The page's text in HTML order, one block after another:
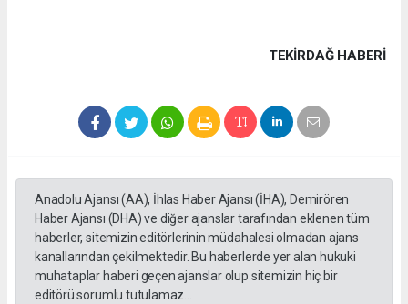
TEKIRDAĞ HABERİ
Anadolu Ajansı (AA), İhlas Haber Ajansı (İHA), Demirören
Haber Ajansı (DHA) ve diğer ajanslar tarafından eklenen tüm
haberler, sitemizin editörlerinin müdahalesi olmadan ajans
kanallarından çekilmektedir. Bu haberlerde yer alan hukuki
muhataplar haberi geçen ajanslar olup sitemizin hiç bir
editörü sorumlu tutulamaz...